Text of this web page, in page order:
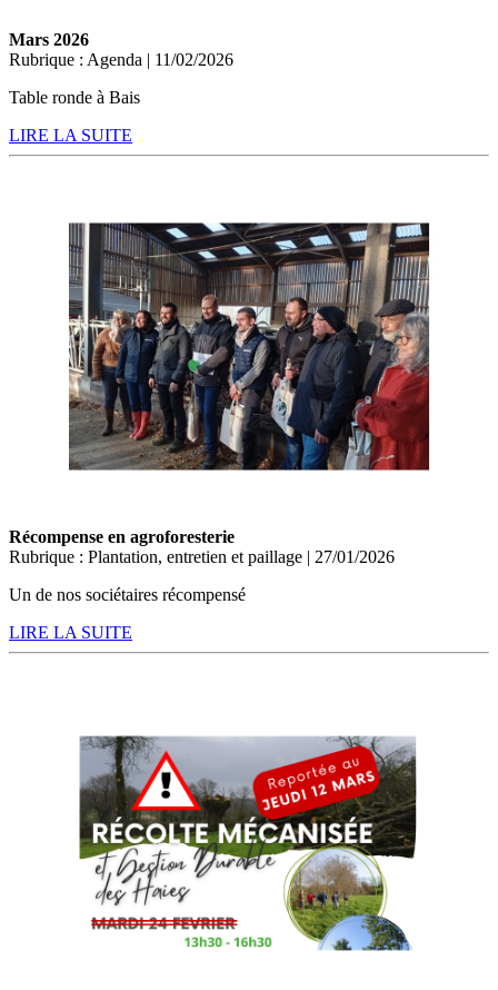
Mars 2026
Rubrique : Agenda | 11/02/2026
Table ronde à Bais
LIRE LA SUITE
Récompense en agroforesterie
Rubrique : Plantation, entretien et paillage | 27/01/2026
Un de nos sociétaires récompensé
LIRE LA SUITE